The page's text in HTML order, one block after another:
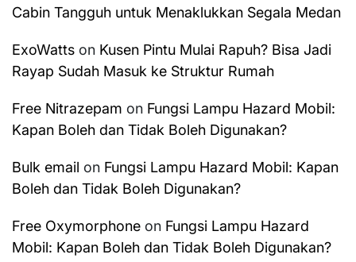
Cabin Tangguh untuk Menaklukkan Segala Medan
ExoWatts on Kusen Pintu Mulai Rapuh? Bisa Jadi
Rayap Sudah Masuk ke Struktur Rumah
Free Nitrazepam on Fungsi Lampu Hazard Mobil:
Kapan Boleh dan Tidak Boleh Digunakan?
Bulk email on Fungsi Lampu Hazard Mobil: Kapan
Boleh dan Tidak Boleh Digunakan?
Free Oxymorphone on Fungsi Lampu Hazard
Mobil: Kapan Boleh dan Tidak Boleh Digunakan?